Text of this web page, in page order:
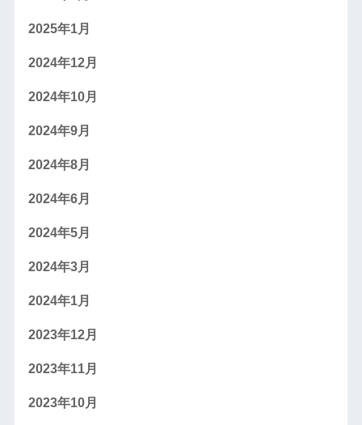
2025年1月
2024年12月
2024年10月
2024年9月
2024年8月
2024年6月
2024年5月
2024年3月
2024年1月
2023年12月
2023年11月
2023年10月